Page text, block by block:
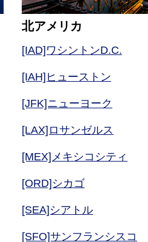
北アメリカ
[IAD]ワシントンD.C.
[IAH]ヒューストン
[JFK]ニューヨーク
[LAX]ロサンゼルス
[MEX]メキシコシティ
[ORD]シカゴ
[SEA]シアトル
[SFO]サンフランシスコ